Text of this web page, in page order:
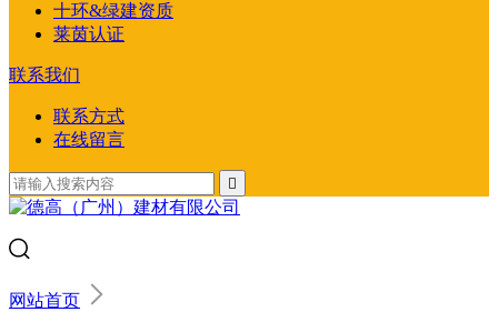
十环&绿建资质
莱茵认证
联系我们
联系方式
在线留言

网站首页